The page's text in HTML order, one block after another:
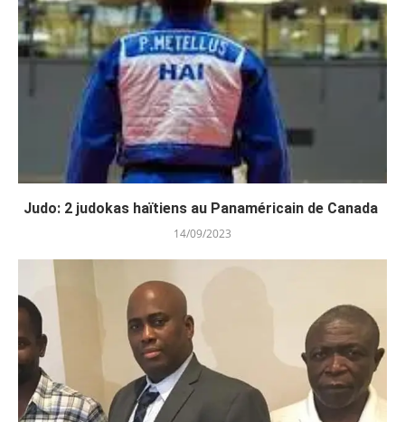
Judo: 2 judokas haïtiens au Panaméricain de Canada
14/09/2023